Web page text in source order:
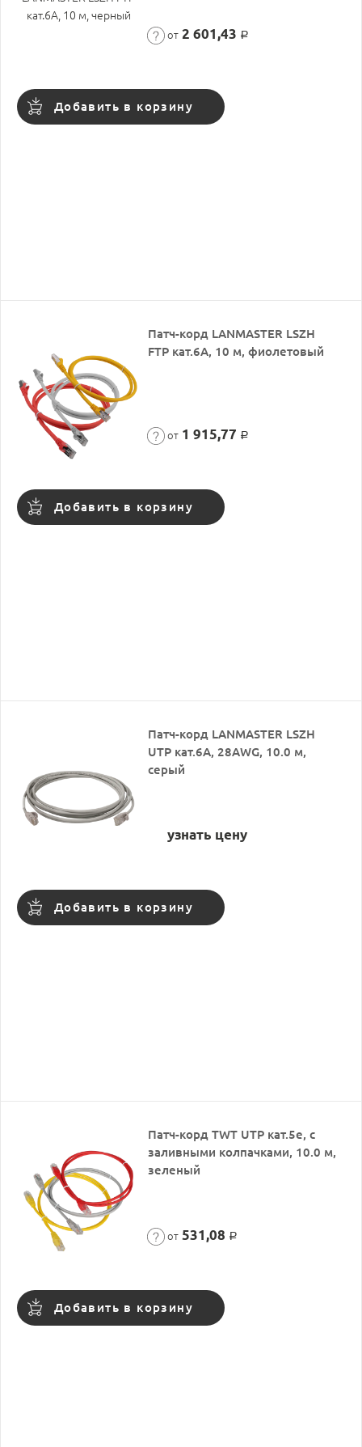
от 2 601,43 Р
Добавить в корзину
Патч-корд LANMASTER LSZH
FTP кат.6A, 10 м, фиолетовый
от 1 915,77 Р
Добавить в корзину
Патч-корд LANMASTER LSZH
UTP кат.6A, 28AWG, 10.0 м,
серый
узнать цену
Добавить в корзину
Патч-корд TWT UTP кат.5e, с
заливными колпачками, 10.0 м,
зеленый
от 531,08 Р
Добавить в корзину